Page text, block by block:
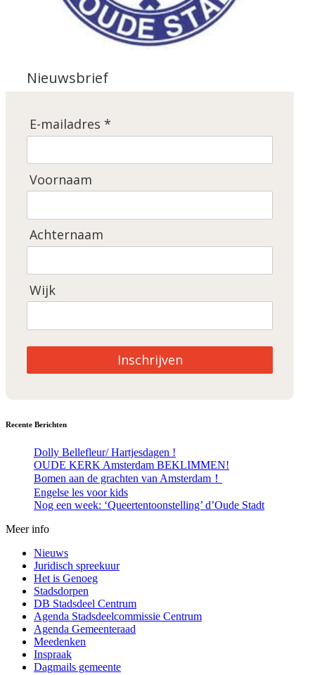
Nieuwsbrief
E-mailadres *
Voornaam
Achternaam
Wijk
Inschrijven
Recente Berichten
Dolly Bellefleur/ Hartjesdagen !
OUDE KERK Amsterdam BEKLIMMEN!
Bomen aan de grachten van Amsterdam！
Engelse les voor kids
Nog een week: ‘Queertentoonstelling’ d’Oude Stadt
Meer info
Nieuws
Juridisch spreekuur
Het is Genoeg
Stadsdorpen
DB Stadsdeel Centrum
Agenda Stadsdeelcommissie Centrum
Agenda Gemeenteraad
Meedenken
Inspraak
Dagmails gemeente